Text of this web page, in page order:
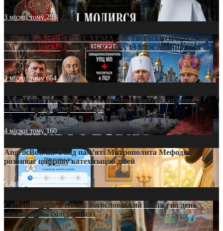
3 місяці тому293
СВЯТІ УХИЛЯНТИ: СХЕМА, ЯК ПЕРЕТВОРИТИ ПЦУ
НА «ОФШОР» ДЛЯ ДЕЗЕРТИРА ІЗ МОСКОВСЬКОГО
ПАТРІАРХАТУ
3 місяці тому654
«Кейс Тихона» у Тернополі: як Молитовний сніданок
оголив кризу довіри в ПЦУ
4 місяці тому160
AngelicBot: як Фонд пам’яті Митрополита Мефодія
розвиває цифрову катехизацію дітей
6 днів тому9
Світові лідери в Києві: богословський погляд на день
міжнародної солідарності